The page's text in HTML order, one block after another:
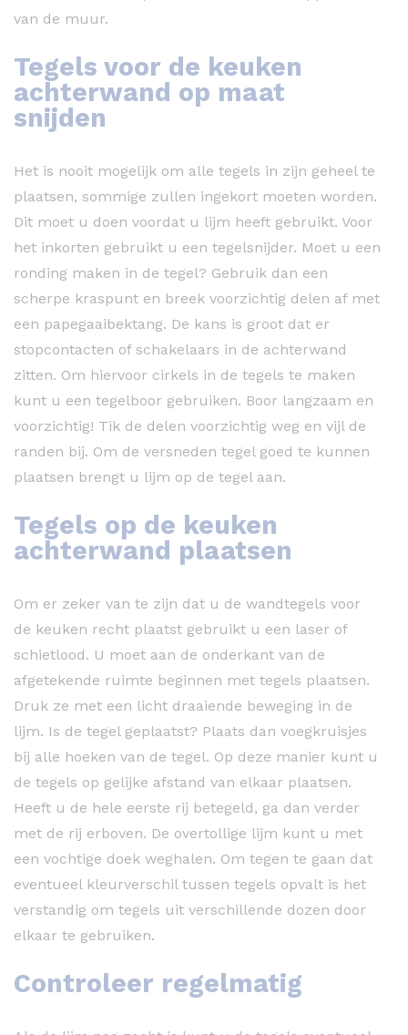
van de muur.
Tegels voor de keuken
achterwand op maat
snijden
Het is nooit mogelijk om alle tegels in zijn geheel te
plaatsen, sommige zullen ingekort moeten worden.
Dit moet u doen voordat u lijm heeft gebruikt. Voor
het inkorten gebruikt u een tegelsnijder. Moet u een
ronding maken in de tegel? Gebruik dan een
scherpe kraspunt en breek voorzichtig delen af met
een papegaaibektang. De kans is groot dat er
stopcontacten of schakelaars in de achterwand
zitten. Om hiervoor cirkels in de tegels te maken
kunt u een tegelboor gebruiken. Boor langzaam en
voorzichtig! Tik de delen voorzichtig weg en vijl de
randen bij. Om de versneden tegel goed te kunnen
plaatsen brengt u lijm op de tegel aan.
Tegels op de keuken
achterwand plaatsen
Om er zeker van te zijn dat u de wandtegels voor
de keuken recht plaatst gebruikt u een laser of
schietlood. U moet aan de onderkant van de
afgetekende ruimte beginnen met tegels plaatsen.
Druk ze met een licht draaiende beweging in de
lijm. Is de tegel geplaatst? Plaats dan voegkruisjes
bij alle hoeken van de tegel. Op deze manier kunt u
de tegels op gelijke afstand van elkaar plaatsen.
Heeft u de hele eerste rij betegeld, ga dan verder
met de rij erboven. De overtollige lijm kunt u met
een vochtige doek weghalen. Om tegen te gaan dat
eventueel kleurverschil tussen tegels opvalt is het
verstandig om tegels uit verschillende dozen door
elkaar te gebruiken.
Controleer regelmatig